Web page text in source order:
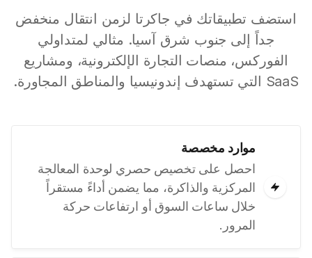
استضف تطبيقاتك في جاكرتا لزمن انتقال منخفض
جداً إلى جنوب شرق آسيا. مثالي لمتداولي
الفوركس، منصات التجارة الإلكترونية، ومشاريع
SaaS التي تستهدف إندونيسيا والمناطق المجاورة.
موارد مخصصة
احصل على تخصيص حصري لوحدة المعالجة
المركزية والذاكرة، مما يضمن أداءً مستقراً
خلال ساعات السوق أو ارتفاعات حركة
المرور.